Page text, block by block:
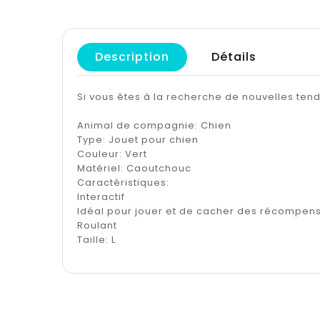
Description Détails
Si vous êtes à la recherche de nouvelles
Animal de compagnie: Chien
Type: Jouet pour chien
Couleur: Vert
Matériel: Caoutchouc
Caractéristiques:
Interactif
Idéal pour jouer et de cacher des
Roulant
Taille: L